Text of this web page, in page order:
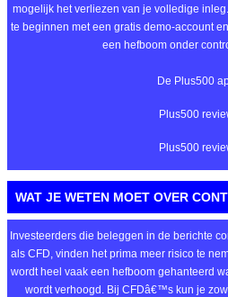
mogelijk het verliezen van je volledige inleg. Het advies is dan ook om altijd
te beginnen met een gratis demo-account
een hefboom onder
De Plus500
Plus500
Plus500
WAT JE WETEN MOET OVER
Investeerders die beleggen in de berichte
als CFD, vinden het prima meer risico te
wordt heel vaak een hefboom gehanteerd
wordt verhoogd. Bij CFDâ€™s kun je